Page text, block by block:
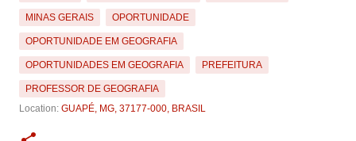
MINAS GERAIS OPORTUNIDADE
OPORTUNIDADE EM GEOGRAFIA
OPORTUNIDADES EM GEOGRAFIA PREFEITURA
PROFESSOR DE GEOGRAFIA
Location: GUAPÉ, MG, 37177-000, BRASIL